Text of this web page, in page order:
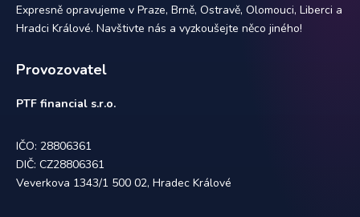
Expresně opravujeme v Praze, Brně, Ostravě, Olomouci, Liberci a
Hradci Králové. Navštivte nás a vyzkoušejte něco jiného!
Provozovatel
PTF financial s.r.o.
IČO: 28806361
DIČ: CZ28806361
Veverkova 1343/1 500 02, Hradec Králové